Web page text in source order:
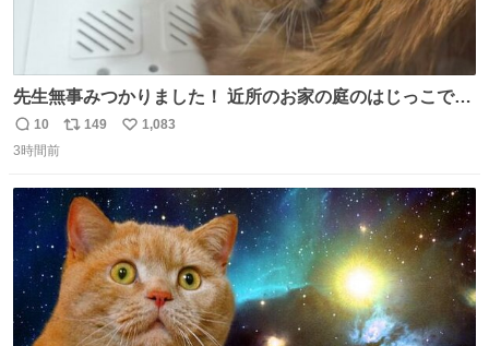
先生無事みつかりました！ 近所のお家の庭のはじっこでう
ずくまってました💦 拡散してくれたり探してくれたみなさ
ん本当にありがとございます！ 飛び出し防止柵を増やして
う！
返
信
10
リ
ト
数
149
い
数
1,083
3時間前